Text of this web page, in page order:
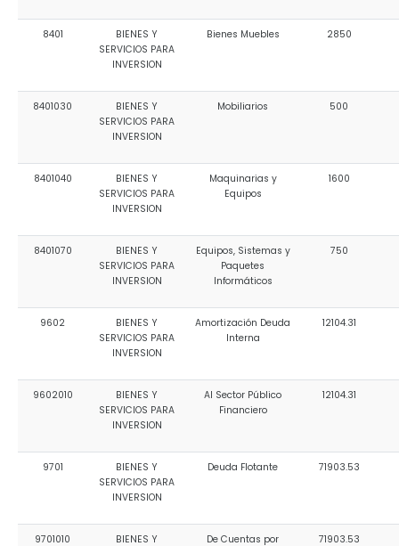
8401
BIENES Y
SERVICIOS PARA
INVERSION
Bienes Muebles 2850
8401030
BIENES Y
SERVICIOS PARA
INVERSION
Mobiliarios 500
8401040
BIENES Y
SERVICIOS PARA
INVERSION
Maquinarias y
Equipos
1600
8401070
BIENES Y
SERVICIOS PARA
INVERSION
Equipos, Sistemas y
Paquetes
Informáticos
750
9602
BIENES Y
SERVICIOS PARA
INVERSION
Amortización Deuda
Interna
12104.31
9602010
BIENES Y
SERVICIOS PARA
INVERSION
Al Sector Público
Financiero
12104.31
9701
BIENES Y
SERVICIOS PARA
INVERSION
Deuda Flotante 71903.53
9701010
BIENES Y
De Cuentas por
71903.53